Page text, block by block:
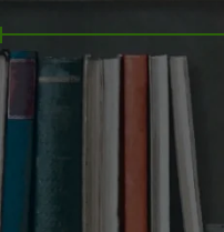
Prezzo:10 €
Filtra Per Stato